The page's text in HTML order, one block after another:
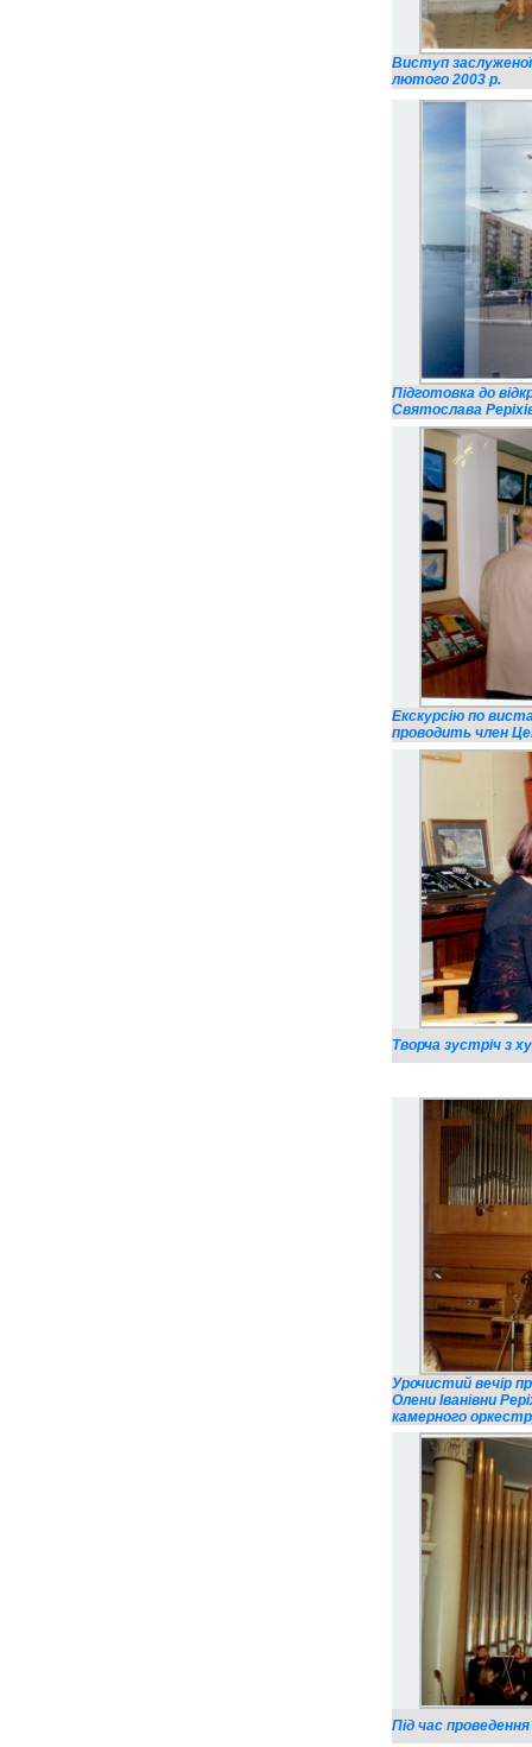
Виступ
лютого 2003 р.
Підготовка до
Святослава
Екскурсію по
проводить член
Творча зустріч з
Урочистий вечір
Олени Іванівни
камерного
Під час